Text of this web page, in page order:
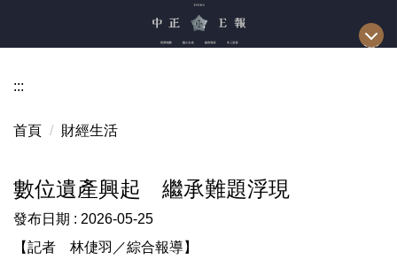
區
:::
首頁 財經生活
數位遺產興起 繼承難題浮現
發布日期 : 2026-05-25
【記者 林倢羽／綜合報導】